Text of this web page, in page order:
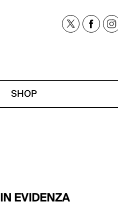
SHOP
IN EVIDENZA